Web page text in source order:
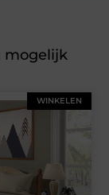
mogelijk
WINKELEN